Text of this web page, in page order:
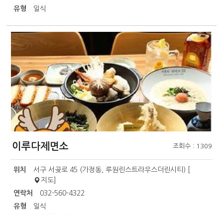
유형
일식
이루다제면소 조회수 : 1309
위치
서구 서곶로 45 (가정동, 루원린스트라우스더린시티) [
지도]
연락처
032-560-4322
유형
일식